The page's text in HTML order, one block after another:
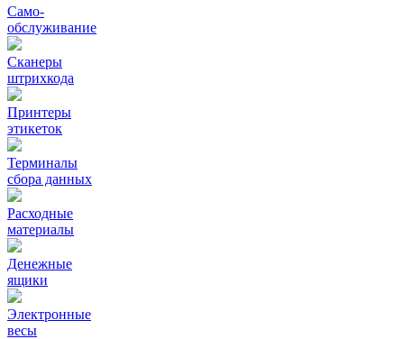
Само-
обслуживание
Сканеры
штрихкода
Принтеры
этикеток
Терминалы
сбора данных
Расходные
материалы
Денежные
ящики
Электронные
весы